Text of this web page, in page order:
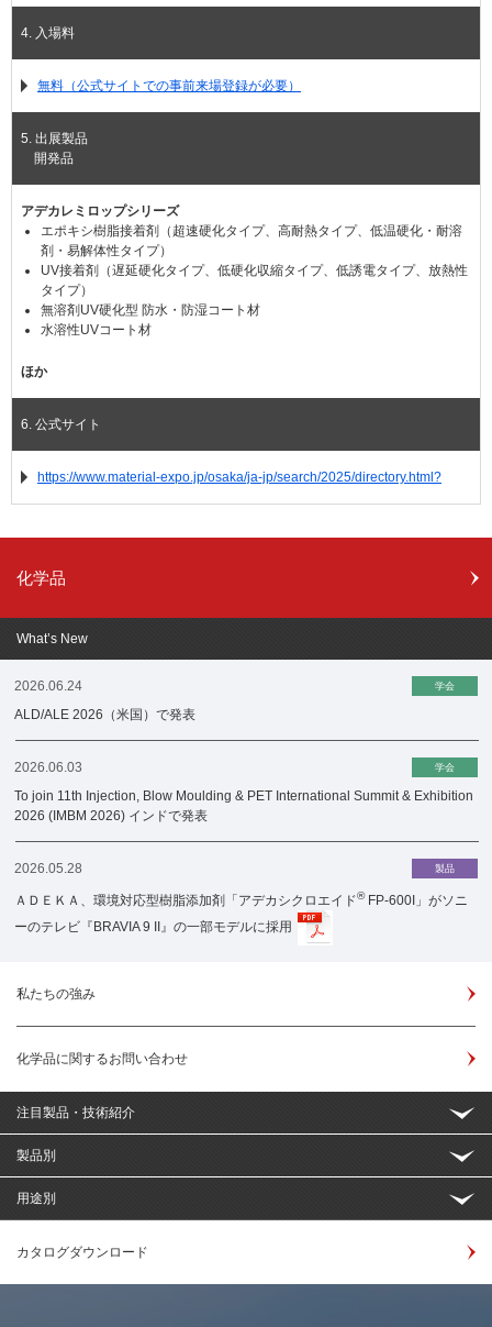
4. 入場料
無料（公式サイトでの事前来場登録が必要）
5. 出展製品
開発品
アデカレミロップシリーズ
エポキシ樹脂接着剤（超速硬化タイプ、高耐熱タイプ、低温硬化・耐溶
剤・易解体性タイプ）
UV接着剤（遅延硬化タイプ、低硬化収縮タイプ、低誘電タイプ、放熱性
タイプ）
無溶剤UV硬化型 防水・防湿コート材
水溶性UVコート材
ほか
6. 公式サイト
https://www.material-expo.jp/osaka/ja-jp/search/2025/directory.html?
化学品
What’s New
2026.06.24 学会
ALD/ALE 2026（米国）で発表
2026.06.03 学会
To join 11th Injection, Blow Moulding & PET International Summit & Exhibition
2026 (IMBM 2026) インドで発表
2026.05.28 製品
ＡＤＥＫＡ、環境対応型樹脂添加剤「アデカシクロエイド®FP-600I」がソニ
ーのテレビ『BRAVIA 9 II』の一部モデルに採用
私たちの強み
化学品に関するお問い合わせ
注目製品・技術紹介
製品別
用途別
カタログダウンロード